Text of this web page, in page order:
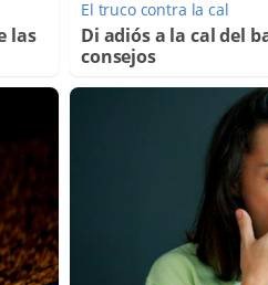
las
El truco contra la cal
Di adiós a la cal del
consejos